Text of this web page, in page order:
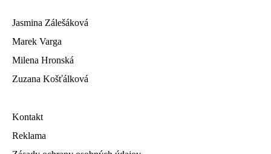
Jasmina Zálešáková
Marek Varga
Milena Hronská
Zuzana Košťálková
Kontakt
Reklama